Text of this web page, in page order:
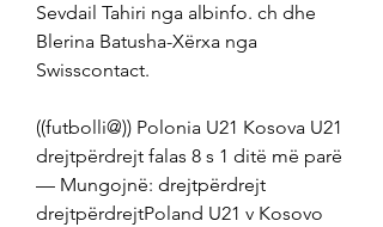
Sevdail Tahiri nga albinfo. ch dhe
Blerina Batusha-Xërxa nga
Swisscontact.
((futbolli@)) Polonia U21 Kosova U21
drejtpërdrejt falas 8 s 1 ditë më parë
— Mungojnë: drejtpërdrejt
drejtpërdrejtPoland U21 v Kosovo